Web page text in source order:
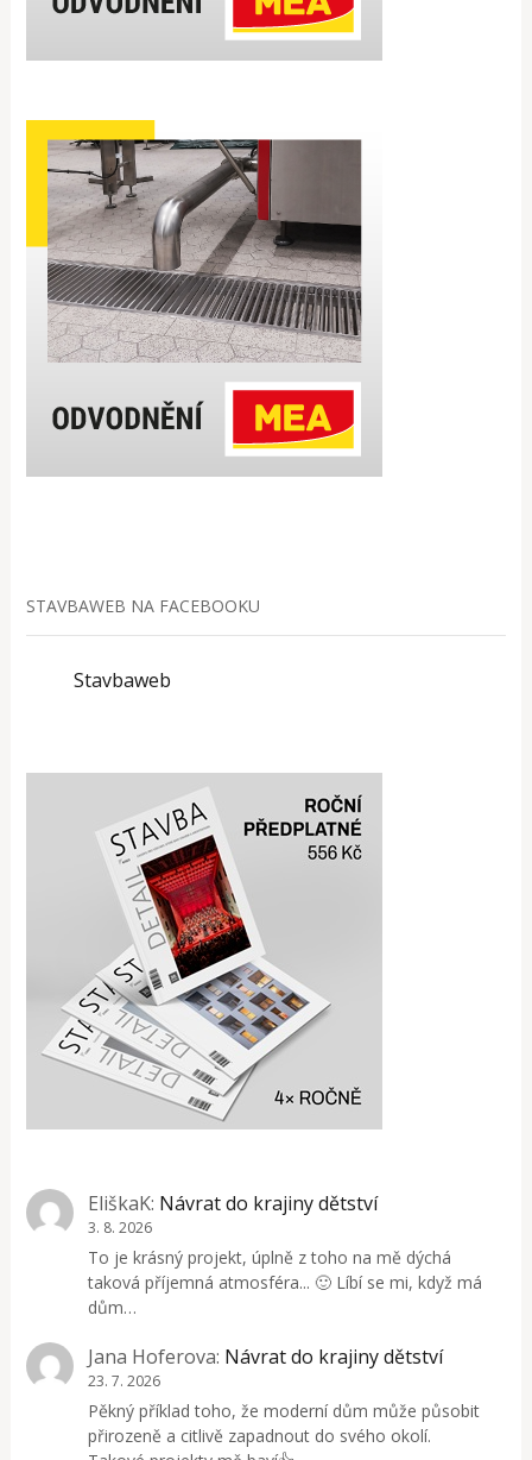
STAVBAWEB NA FACEBOOKU
Stavbaweb
EliškaK: Návrat do krajiny dětství
3. 8. 2026
To je krásný projekt, úplně z toho na mě dýchá
taková příjemná atmosféra... 🙂 Líbí se mi, když má
dům…
Jana Hoferova: Návrat do krajiny dětství
23. 7. 2026
Pěkný příklad toho, že moderní dům může působit
přirozeně a citlivě zapadnout do svého okolí.